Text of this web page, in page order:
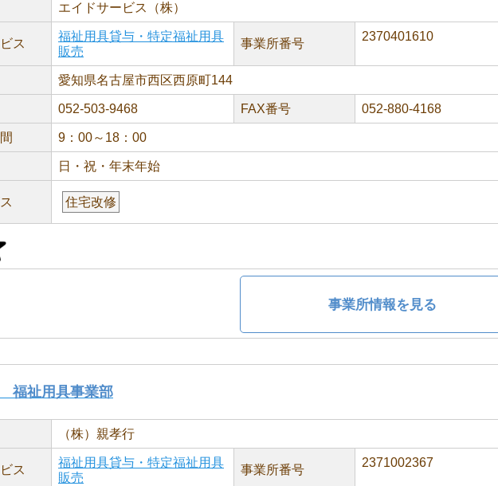
エイドサービス（株）
ス
福祉用具貸与・特定福祉用具
販売
事業所番号
2370401610
愛知県名古屋市西区西原町144
052-503-9468 FAX番号 052-880-4168
9：00～18：00
日・祝・年末年始
住宅改修
事業所情報を見る
福祉用具事業部
（株）親孝行
ス
福祉用具貸与・特定福祉用具
販売
事業所番号
2371002367